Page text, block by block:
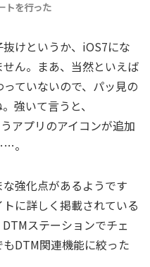
トを行った
けというか、iOS7にな
ん。まあ、当然といえば
ていないので、パッ見の
強いて言うと、
アプリのアイコンが追加
。
強化点があるようです
に詳しく掲載されている
ステーションでチェ
DTM関連機能に絞った